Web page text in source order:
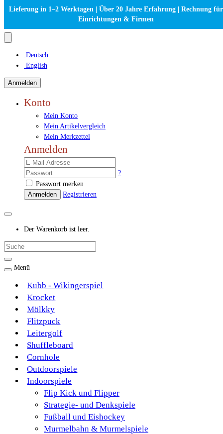
Deutsch
English
Anmelden
Konto
Mein Konto
Mein Artikelvergleich
Mein Merkzettel
Anmelden
?
Passwort merken
Anmelden
Registrieren
Der Warenkorb ist leer.
Menü
Kubb - Wikingerspiel
Krocket
Mölkky
Flitzpuck
Leitergolf
Shuffleboard
Cornhole
Outdoorspiele
Indoorspiele
Flip Kick und Flipper
Strategie- und Denkspiele
Fußball und Eishockey
Murmelbahn & Murmelspiele
Lieferung in 1–2 Werktagen | Über 20 Jahre Erfahrung | Rechnung für
Einrichtungen & Firmen